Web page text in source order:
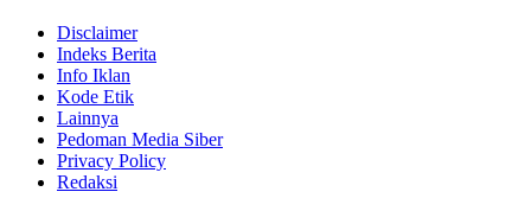
Disclaimer
Indeks Berita
Info Iklan
Kode Etik
Lainnya
Pedoman Media Siber
Privacy Policy
Redaksi